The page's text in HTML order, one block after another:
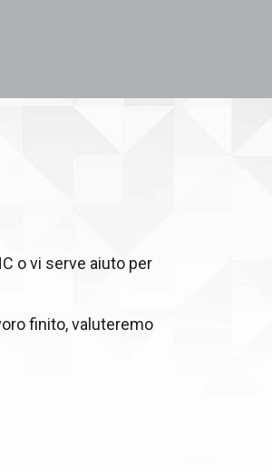
o vi serve aiuto per
finito, valuteremo